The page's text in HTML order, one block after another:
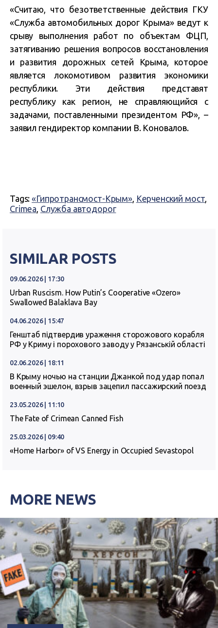
«Считаю, что безответственные действия ГКУ
«Служба автомобильных дорог Крыма» ведут к
срыву выполнения работ по объектам ФЦП,
затягиванию решения вопросов восстановления
и развития дорожных сетей Крыма, которое
является локомотивом развития экономики
республики. Эти действия представят
республику как регион, не справляющийся с
задачами, поставленными президентом РФ», –
заявил гендиректор компании В. Коновалов.
Tags:«Гипротрансмост-Крым», Керченский мост,
Crimea, Служба автодорог
SIMILAR POSTS
09.06.2026 | 17:30
Urban Ruscism. How Putin’s Cooperative «Ozero»
Swallowed Balaklava Bay
04.06.2026 | 15:47
Генштаб підтвердив ураження сторожового корабля
РФ у Криму і порохового заводу у Рязанській області
02.06.2026 | 18:11
В Крыму ночью на станции Джанкой под удар попал
военный эшелон, взрыв зацепил пассажирский поезд
23.05.2026 | 11:10
The Fate of Crimean Canned Fish
25.03.2026 | 09:40
«Home Harbor» of VS Energy in Occupied Sevastopol
MORE NEWS